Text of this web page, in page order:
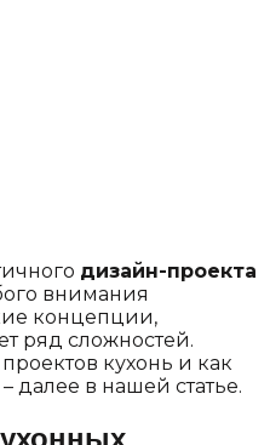
дизайн-проекта
внимания
концепции,
ряд сложностей.
кухонь и как
далее в нашей статье.